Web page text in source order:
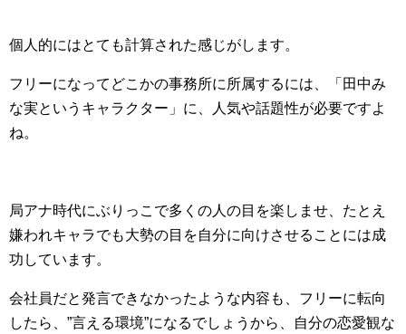
個人的にはとても計算された感じがします。
フリーになってどこかの事務所に所属するには、「田中み
な実というキャラクター」に、人気や話題性が必要ですよ
ね。
局アナ時代にぶりっこで多くの人の目を楽しませ、たとえ
嫌われキャラでも大勢の目を自分に向けさせることには成
功しています。
会社員だと発言できなかったような内容も、フリーに転向
したら、”言える環境”になるでしょうから、自分の恋愛観な